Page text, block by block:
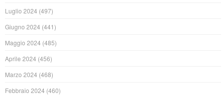
Luglio 2024 (497)
Giugno 2024 (441)
Maggio 2024 (485)
Aprile 2024 (456)
Marzo 2024 (468)
Febbraio 2024 (460)